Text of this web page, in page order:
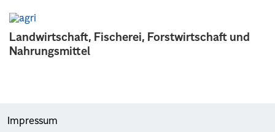
Landwirtschaft, Fischerei, Forstwirtschaft und
Nahrungsmittel
Impressum